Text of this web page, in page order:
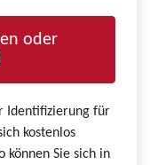
oder
Identifizierung für
kostenlos
können Sie sich in